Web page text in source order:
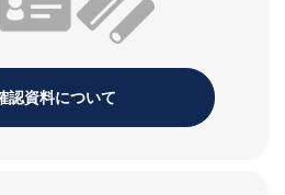
認資料について